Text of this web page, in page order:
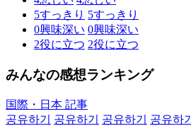
5すっきり 5すっきり
0興味深い 0興味深い
2役に立つ 2役に立つ
みんなの感想ランキング
国際・日本 記事
공유하기
공유하기 공유하기 공유하기